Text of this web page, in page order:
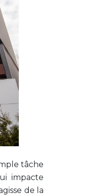
tâche
impacte
de la